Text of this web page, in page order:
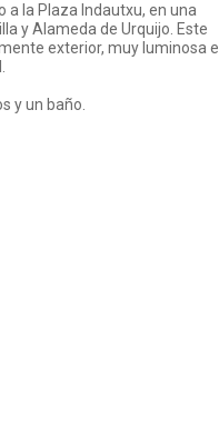
a la Plaza Indautxu, en una
y Alameda de Urquijo. Este
exterior, muy luminosa e
y un baño.